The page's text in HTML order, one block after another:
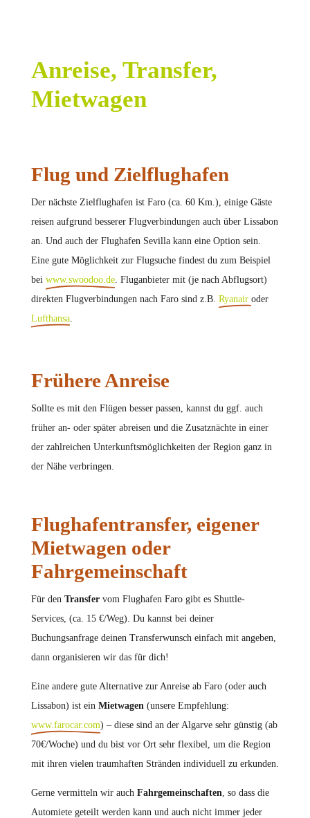
Anreise, Transfer,
Mietwagen
Flug und Zielflughafen
Der nächste Zielflughafen ist Faro (ca. 60 Km.), einige Gäste
reisen aufgrund besserer Flugverbindungen auch über Lissabon
an. Und auch der Flughafen Sevilla kann eine Option sein.
Eine gute Möglichkeit zur Flugsuche findest du zum Beispiel
bei www.swoodoo.de. Fluganbieter mit (je nach Abflugsort)
direkten Flugverbindungen nach Faro sind z.B. Ryanair oder
Lufthansa.
Frühere Anreise
Sollte es mit den Flügen besser passen, kannst du ggf. auch
früher an- oder später abreisen und die Zusatznächte in einer
der zahlreichen Unterkunftsmöglichkeiten der Region ganz in
der Nähe verbringen.
Flughafentransfer, eigener
Mietwagen oder
Fahrgemeinschaft
Für den Transfervom Flughafen Faro gibt es Shuttle-
Services, (ca. 15 €/Weg). Du kannst bei deiner
Buchungsanfrage deinen Transferwunsch einfach mit angeben,
dann organisieren wir das für dich!
Eine andere gute Alternative zur Anreise ab Faro (oder auch
Lissabon) ist ein Mietwagen(unsere Empfehlung:
www.farocar.com) – diese sind an der Algarve sehr günstig (ab
70€/Woche) und du bist vor Ort sehr flexibel, um die Region
mit ihren vielen traumhaften Stränden individuell zu erkunden.
Gerne vermitteln wir auch Fahrgemeinschaften, so dass die
Automiete geteilt werden kann und auch nicht immer jeder